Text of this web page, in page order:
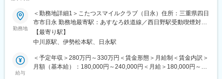
インターンご希望の方もご相談ください。
初心者の方、男性女性双方歓迎いたします。
ご不明な点などございましたお気軽にお問い合わせください。
まだ誰もチャレンジをしていなかった頃から労働負担の軽減や環
境保全・循環型農業へ積極的に取り組んできたおかげで、様々な
■職務概要：
障がい児童への療育支援／児童指導員 （保育士）
■職務内容：
放課後デイサービスにて障がいのあるお子さまの支援をお願いし
ます。
勤務地
＜勤務地詳細1＞こたつスマイルクラブ（日永）住所：三重県四日
市市日永 勤務地最寄駅：あすなろ鉄道線／西日野駅受動喫煙対
策：その他（屋内禁煙（喫煙所あり））＜勤務地詳細2＞こたつス
マイルクラブときわ住所：三重県四日市市ときわ 勤務地最寄駅：
所あり））変更の範囲：会社の定める事業所
【最寄り駅】
中川原駅、伊勢松本駅、日永駅
給与
＜予定年収＞280万円～330万円＜賃金形態＞月給制＜賃金内訳＞
月額（基本給）：180,000円～240,000円＜月給＞180,000円～